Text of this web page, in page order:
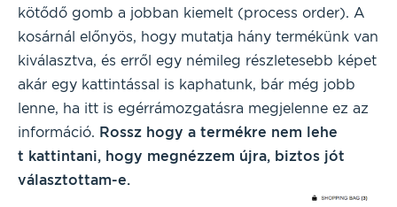
kötődő gomb a jobban kiemelt (process order). A
kosárnál előnyös, hogy mutatja hány termékünk van
kiválasztva, és erről egy némileg részletesebb képet
akár egy kattintással is kaphatunk, bár még jobb
lenne, ha itt is egérrámozgatásra megjelenne ez az
információ. Rossz hogy a termékre nem lehe
t kattintani, hogy megnézzem újra, biztos jót
választottam-e.